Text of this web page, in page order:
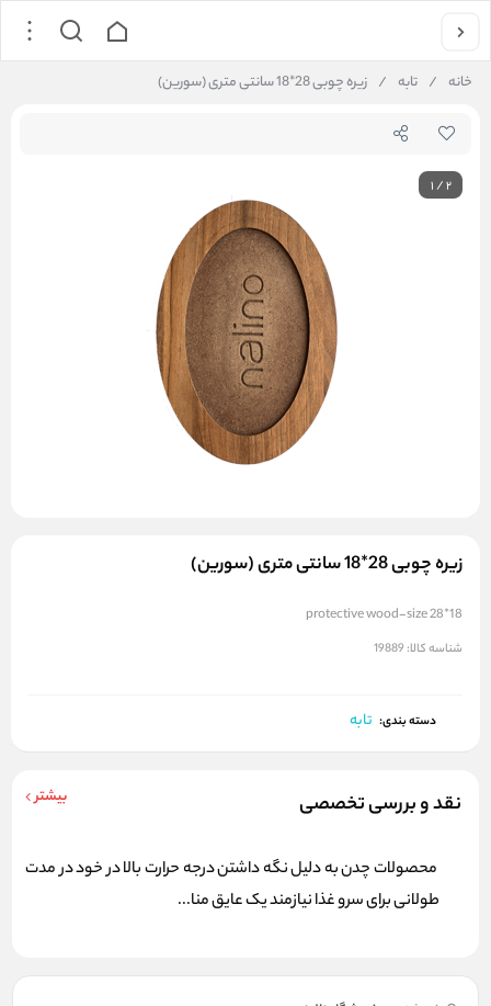
خانه / تابه / زیره چوبی 28*18 سانتی متری (سورین)
1/2
زیره چوبی 28*18 سانتی متری (سورین)
protective wood-size 28*18
شناسه کالا: 19889
دسته بندی: تابه
نقد و بررسی تخصصی بیشتر
محصولات چدن به دلیل نگه داشتن درجه حرارت بالا در خود در مدت
طولانی برای سرو غذا نیازمند یک عایق منا...